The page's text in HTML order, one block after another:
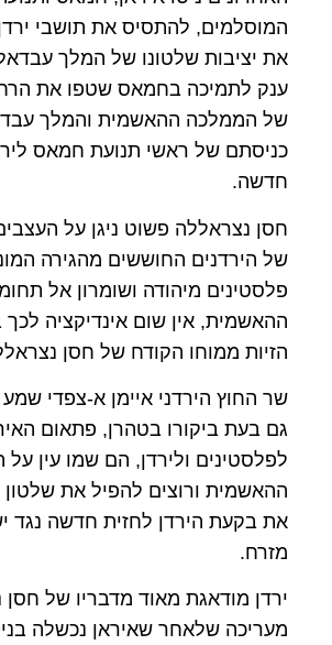
המוסלמים, להתסיס את תושבי
את יציבות שלטונו של המלך
ענק לתמיכה בחמאס שטפו את
של הממלכה ההאשמית והמלך
כניסתם של ראשי תנועת חמאס
חדשה.
חסן נצראללה פשוט ניגן על
של הירדנים החוששים מהגירה
פלסטינים מיהודה ושומרון אל
ההאשמית, אין שום אינדיקציה
הזיות ממוחו הקודח של חסן
שר החוץ הירדני איימן א-צפדי
גם בעת ביקורו בטהרן, פתאום
לפלסטינים ולירדן, הם שמו עין
ההאשמית ורוצים להפיל את
את בקעת הירדן לחזית חדשה נגד
מזרח.
ירדן מודאגת מאוד מדבריו של חסן
מעריכה שלאחר שאיראן נכשלה